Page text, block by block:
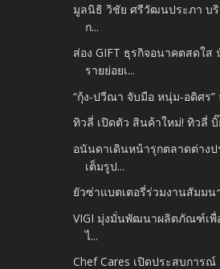
มูลนิธิ วิชัย ศรีวัฒนประภา บริ
ก...
ส่อง GIFT ธุรกิจอนาคตสดใส
รายย่อยเ...
“กุ้ง-ปวีณา จับมือ หนุ่ม-อดิศร”
ทิวลี่ เปิดตัว สินค้าใหม่! ทิวลี่ บิ๊
อนันดาเดินหน้ารุกตลาดต่างป
เต็มรูป...
ยัวซ่าแบตเตอรี่ร่วมงานสัมมน
VIGI มุ่งมั่นพัฒนาผลิตภัณฑ์เพื่อ
ไ...
Chef Cares เปิดประสบการ